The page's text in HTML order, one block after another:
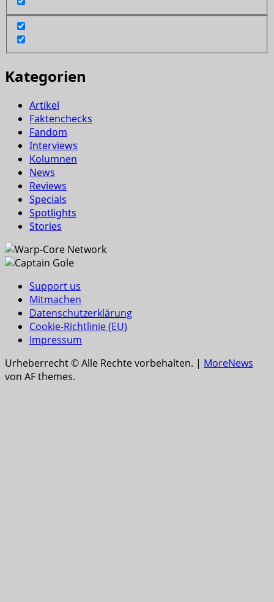
Kategorien
Artikel
Faktenchecks
Fandom
Interviews
Kolumnen
News
Reviews
Specials
Spotlights
Stories
Support us
Mitmachen
Datenschutzerklärung
Cookie-Richtlinie (EU)
Impressum
Urheberrecht © Alle Rechte vorbehalten. | MoreNews
von AF themes.